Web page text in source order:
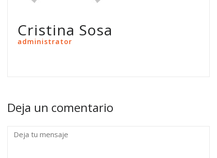
Cristina Sosa
administrator
Deja un comentario